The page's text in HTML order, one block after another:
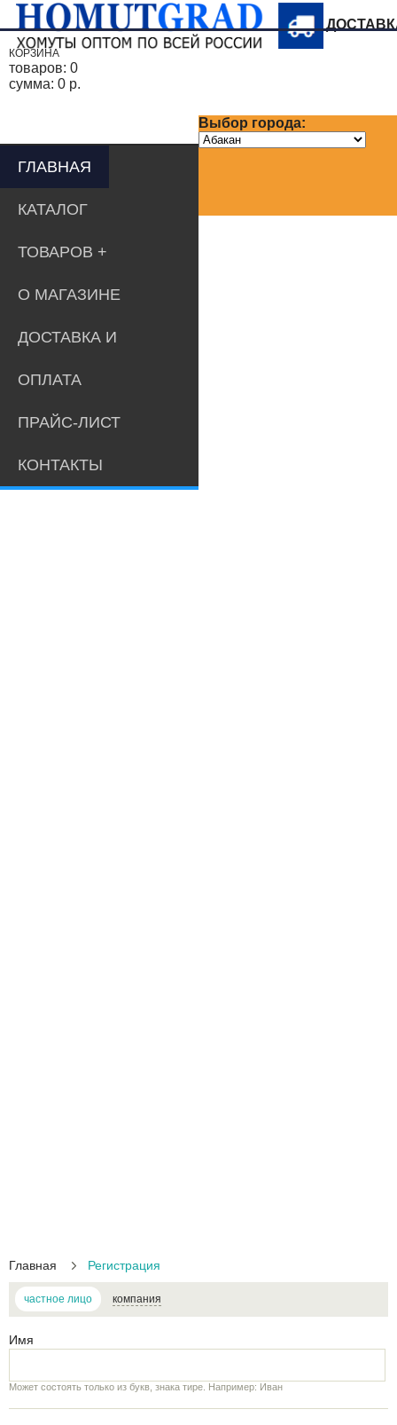
Выбор города:
КОРЗИНА
товаров: 0
сумма: 0 р.
ГЛАВНАЯ
КАТАЛОГ
ТОВАРОВ
О МАГАЗИНЕ
ДОСТАВКА И
ОПЛАТА
ПРАЙС-ЛИСТ
КОНТАКТЫ
Главная Регистрация
частное лицо компания
Имя
Может состоять только из букв, знака тире. Например: Иван